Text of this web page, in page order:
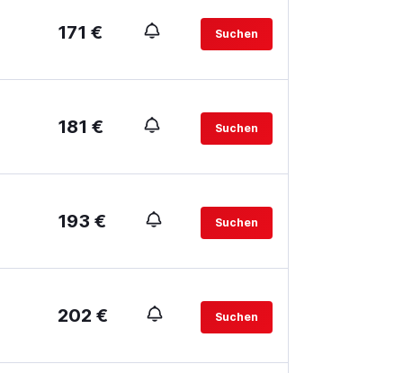
171 € Suchen
181 € Suchen
193 € Suchen
202 € Suchen